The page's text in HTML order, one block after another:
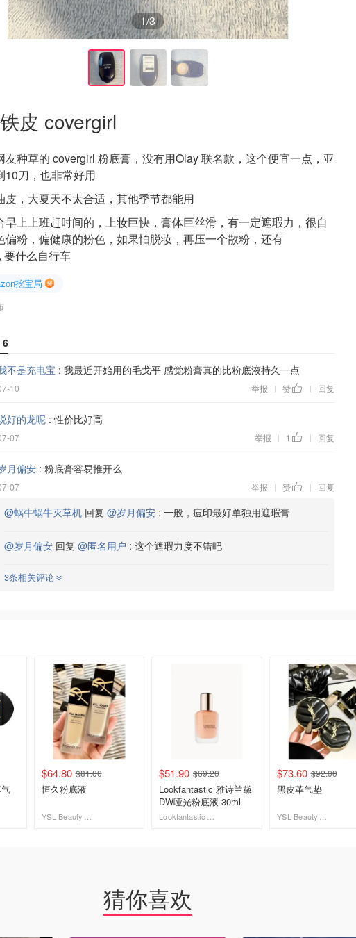
1/3
皮 covergirl
友种草的 covergirl 粉底膏，没有用Olay 联名款，这个便宜一点，亚
10刀，也非常好用
皮，大夏天不太合适，其他季节都能用
早上上班赶时间的，上妆巨快，膏体巨丝滑，有一定遮瑕力，很自
偏粉，偏健康的粉色，如果怕脱妆，再压一个散粉，还有
要什么自行车
挖宝局
6
不是充电宝 : 我最近开始用的毛戈平 感觉粉膏真的比粉底液持久一点
10 举报 | 赞 | 回复
好的龙呢 :性价比好高
07 举报 | 1 | 回复
月偏安 : 粉底膏容易推开么
07 举报 | 赞 | 回复
@蜗牛蜗牛灭草机 回复 @岁月偏安 : 一般，痘印最好单独用遮瑕膏
@岁月偏安 回复 @匿名用户 : 这个遮瑕力度不错吧
3条相关评论
$64.80 $81.00
恒久粉底液
$51.90 $69.20
Lookfantastic 雅诗兰黛
DW哑光粉底液 30ml
$73.60 $92.00
黑皮革气垫
猜你喜欢